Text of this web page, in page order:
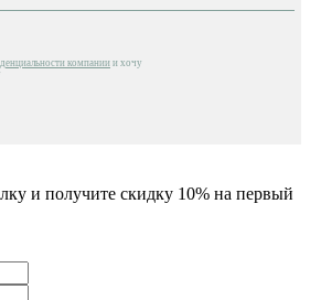
компании и хочу
и получите скидку 10% на первый